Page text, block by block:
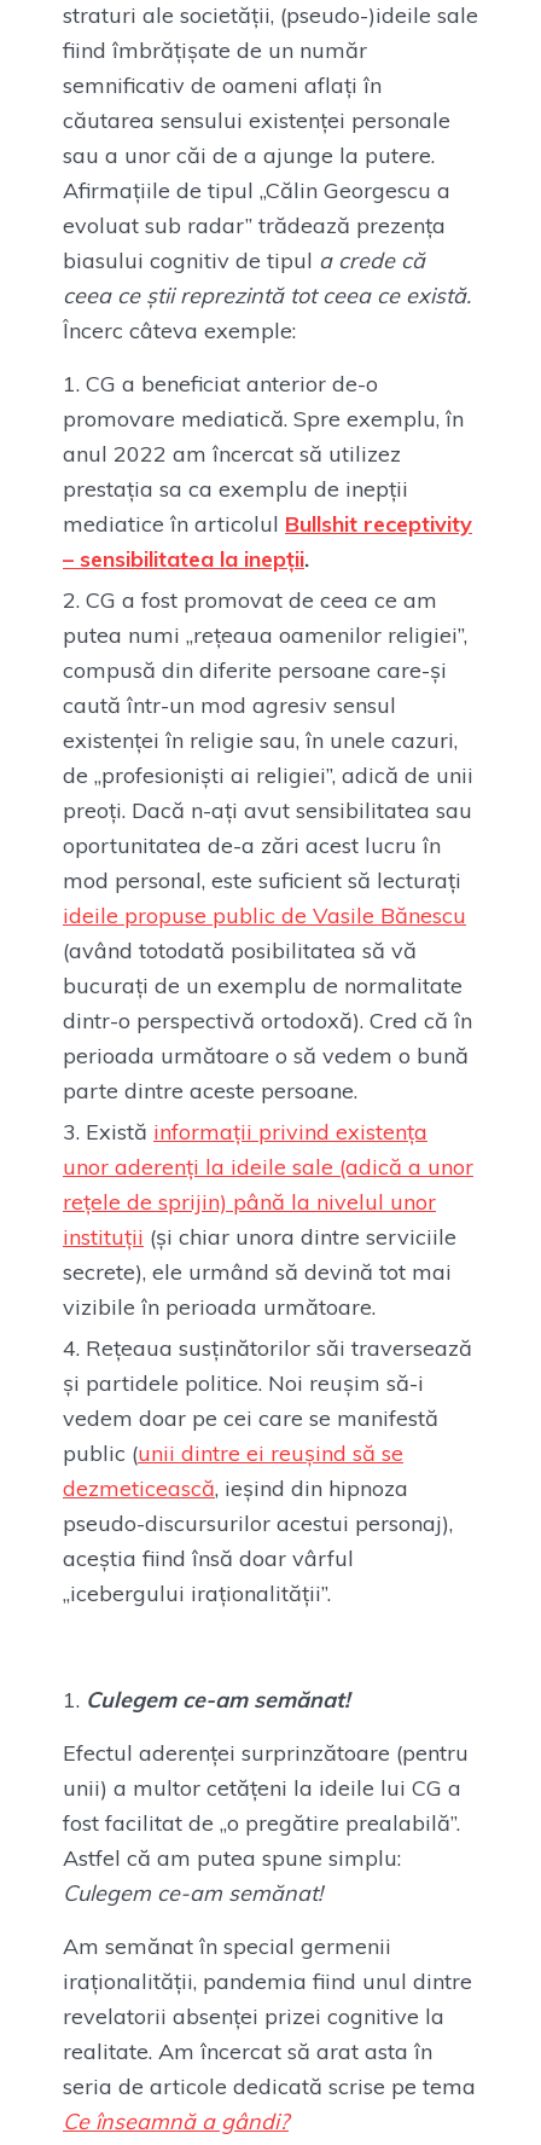
straturi ale societății, (pseudo-)ideile sale
fiind îmbrățișate de un număr
semnificativ de oameni aflați în
căutarea sensului existenței personale
sau a unor căi de a ajunge la putere.
Afirmațiile de tipul „Călin Georgescu a
evoluat sub radar” trădează prezența
biasului cognitiv de tipul a crede că
ceea ce știi reprezintă tot ceea ce există.
Încerc câteva exemple:
CG a beneficiat anterior de-o
promovare mediatică. Spre exemplu, în
anul 2022 am încercat să utilizez
prestația sa ca exemplu de inepții
mediatice în articolul Bullshit receptivity
– sensibilitatea la inepții.
CG a fost promovat de ceea ce am
putea numi „rețeaua oamenilor religiei”,
compusă din diferite persoane care-și
caută într-un mod agresiv sensul
existenței în religie sau, în unele cazuri,
de „profesioniști ai religiei”, adică de unii
preoți. Dacă n-ați avut sensibilitatea sau
oportunitatea de-a zări acest lucru în
mod personal, este suficient să lecturați
ideile propuse public de Vasile Bănescu
(având totodată posibilitatea să vă
bucurați de un exemplu de normalitate
dintr-o perspectivă ortodoxă). Cred că în
perioada următoare o să vedem o bună
parte dintre aceste persoane.
Există informații privind existența
unor aderenți la ideile sale (adică a unor
rețele de sprijin) până la nivelul unor
instituții (și chiar unora dintre serviciile
secrete), ele urmând să devină tot mai
vizibile în perioada următoare.
Rețeaua susținătorilor săi traversează
și partidele politice. Noi reușim să-i
vedem doar pe cei care se manifestă
public (unii dintre ei reușind să se
dezmeticească, ieșind din hipnoza
pseudo-discursurilor acestui personaj),
aceștia fiind însă doar vârful
„icebergului iraționalității”.
Culegem ce-am semănat!
Efectul aderenței surprinzătoare (pentru
unii) a multor cetățeni la ideile lui CG a
fost facilitat de „o pregătire prealabilă”.
Astfel că am putea spune simplu:
Culegem ce-am semănat!
Am semănat în special germenii
iraționalității, pandemia fiind unul dintre
revelatorii absenței prizei cognitive la
realitate. Am încercat să arat asta în
seria de articole dedicată scrise pe tema
Ce înseamnă a gândi?